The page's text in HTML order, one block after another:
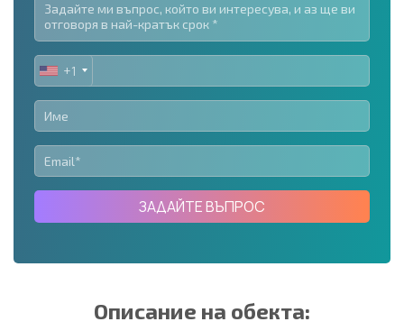
UNITED
STATES
+1
+1
ЗАДАЙТЕ ВЪПРОС
Описание на обекта: